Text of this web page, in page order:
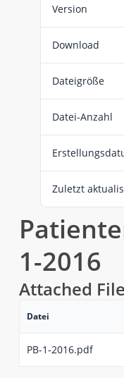
Version
Download
Dateigröße
Datei-Anzahl
Zuletzt
1-2016
Attached
Datei
PB-1-2016.pdf